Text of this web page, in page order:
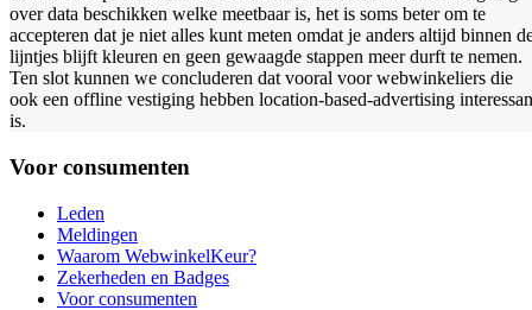
over data beschikken welke meetbaar is, het is soms beter om te
accepteren dat je niet alles kunt meten omdat je anders altijd binnen
lijntjes blijft kleuren en geen gewaagde stappen meer durft te nemen.
Ten slot kunnen we concluderen dat vooral voor webwinkeliers die
ook een offline vestiging hebben location-based-advertising
is.
Voor consumenten
Leden
Meldingen
Waarom WebwinkelKeur?
Zekerheden en Badges
Voor consumenten